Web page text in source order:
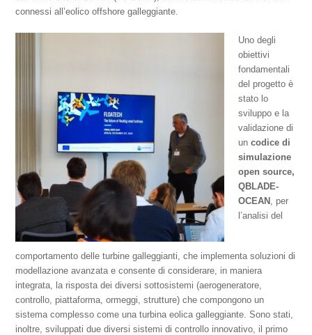
connessi all’eolico offshore galleggiante.
Uno degli
obiettivi
fondamentali
del progetto è
stato lo
sviluppo e la
validazione di
uncodice di
simulazione
open source,
QBLADE-
OCEAN , per
l’analisi del
comportamento delle turbine galleggianti, che implementa soluzioni di
modellazione avanzata e consente di considerare, in maniera
integrata, la risposta dei diversi sottosistemi (aerogeneratore,
controllo, piattaforma, ormeggi, strutture) che compongono un
sistema complesso come una turbina eolica galleggiante. Sono stati,
inoltre, sviluppati due diversi sistemi di controllo innovativo, il primo